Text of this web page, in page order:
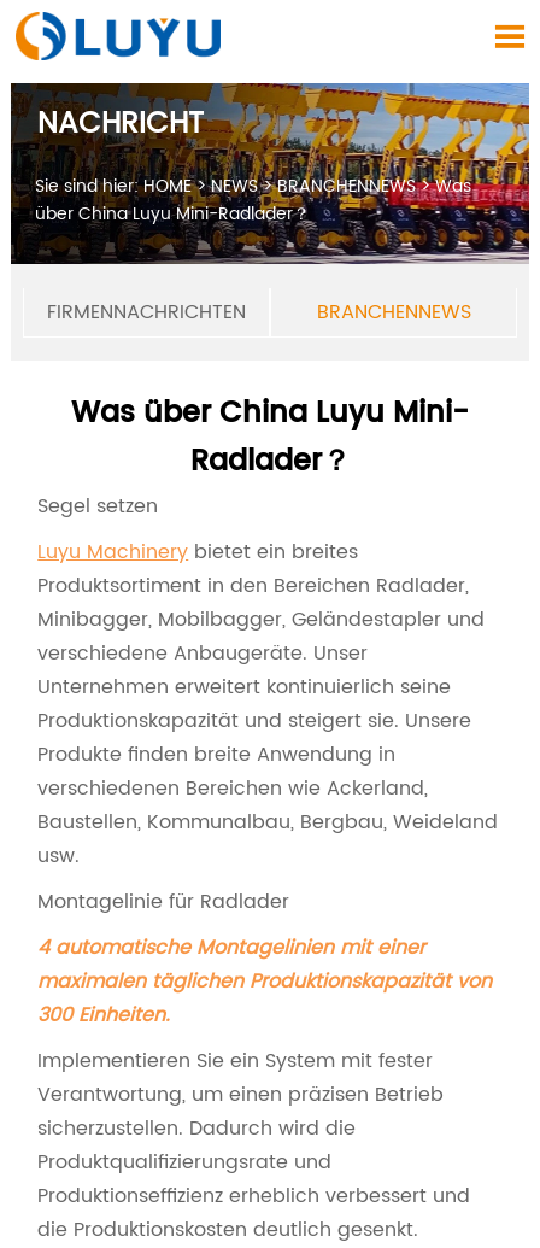

NACHRICHT
Sie sind hier:HOME>NEWS>BRANCHENNEWS>Was
über China Luyu Mini-Radlader？
FIRMENNACHRICHTEN BRANCHENNEWS
Was über China Luyu Mini-
Radlader？
Segel setzen
Luyu Machinerybietet ein breites
Produktsortiment in den Bereichen Radlader,
Minibagger, Mobilbagger, Geländestapler und
verschiedene Anbaugeräte. Unser
Unternehmen erweitert kontinuierlich seine
Produktionskapazität und steigert sie. Unsere
Produkte finden breite Anwendung in
verschiedenen Bereichen wie Ackerland,
Baustellen, Kommunalbau, Bergbau, Weideland
usw.
Montagelinie für Radlader
4 automatische Montagelinien mit einer
maximalen täglichen Produktionskapazität von
300 Einheiten.
Implementieren Sie ein System mit fester
Verantwortung, um einen präzisen Betrieb
sicherzustellen. Dadurch wird die
Produktqualifizierungsrate und
Produktionseffizienz erheblich verbessert und
die Produktionskosten deutlich gesenkt.